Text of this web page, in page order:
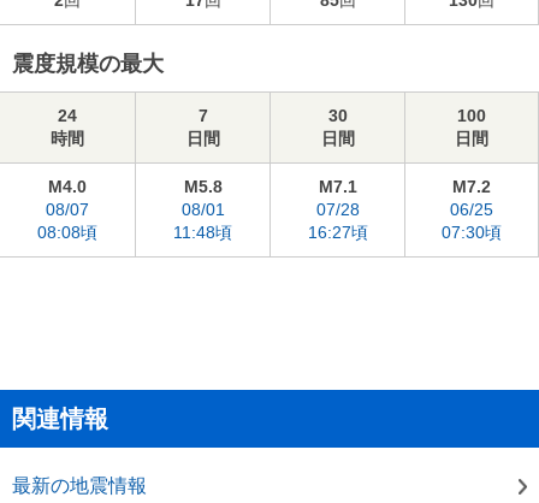
震度規模の最大
24
時間
7
日間
30
日間
100
日間
M4.0
08/07
08:08頃
M5.8
08/01
11:48頃
M7.1
07/28
16:27頃
M7.2
06/25
07:30頃
関連情報
最新の地震情報